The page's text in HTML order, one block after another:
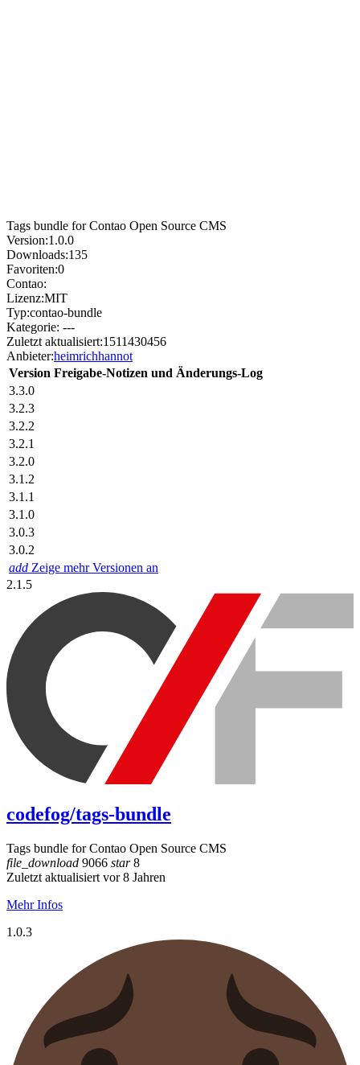
Tags bundle for Contao Open Source CMS
Version:1.0.0
Downloads:135
Favoriten:0
Contao:
Lizenz:MIT
Typ:contao-bundle
Kategorie: ---
Zuletzt aktualisiert:1511430456
Anbieter:heimrichhannot
Version Freigabe-Notizen und Änderungs-Log
3.3.0
3.2.3
3.2.2
3.2.1
3.2.0
3.1.2
3.1.1
3.1.0
3.0.3
3.0.2
add Zeige mehr Versionen an
2.1.5
codefog/tags-bundle
Tags bundle for Contao Open Source CMS
file_download 9066 star8
Zuletzt aktualisiert vor 8 Jahren
Mehr Infos
1.0.3